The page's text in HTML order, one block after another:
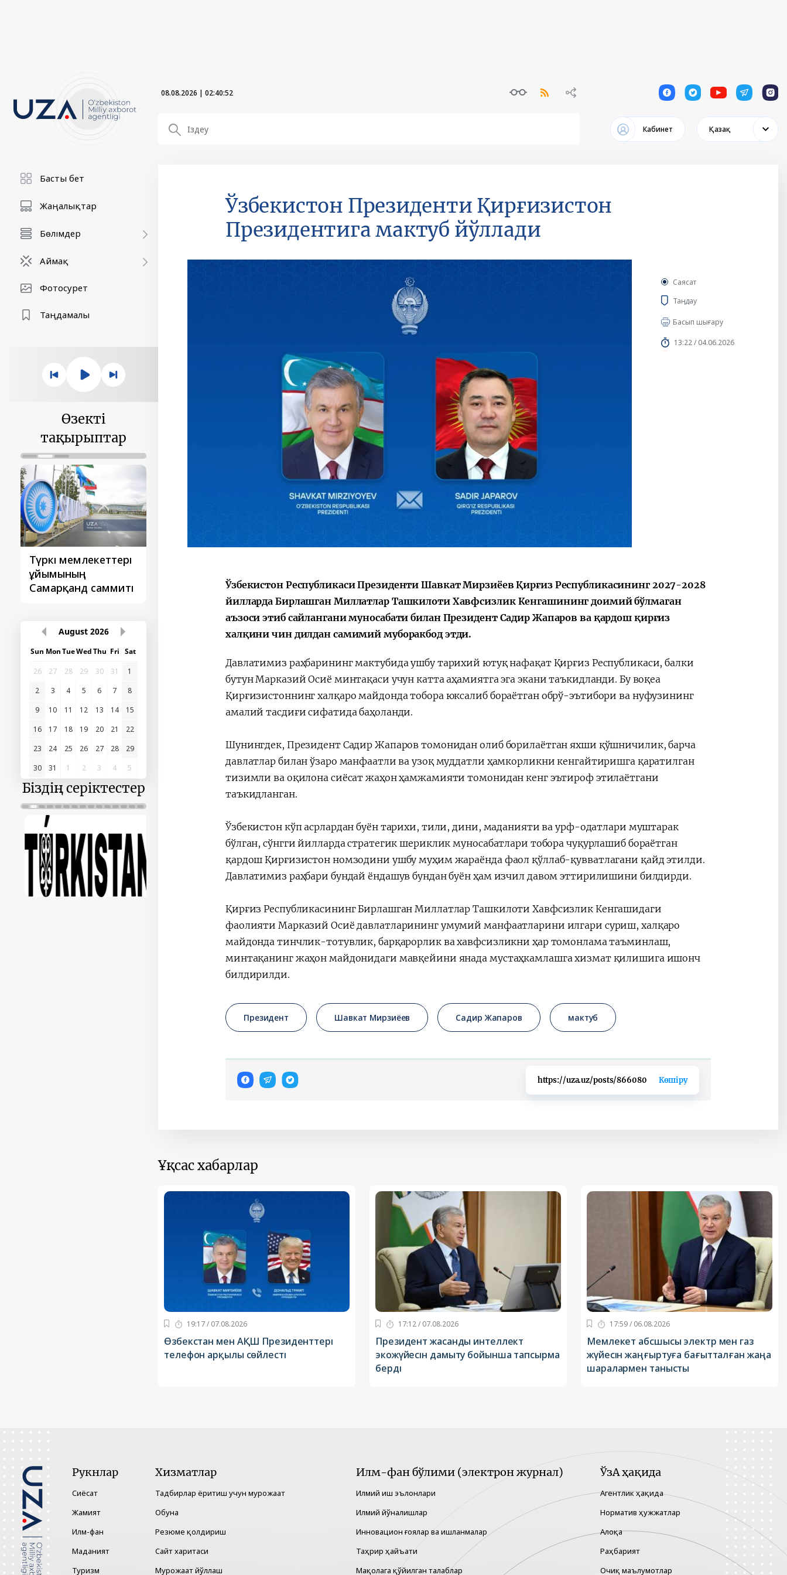
08.08.2026 | 02:40:53 1 1 1 1 1
Кабинет Қазақ
Басты бет
Жаңалықтар
Бөлімдер
Аймақ
Фотосурет
Таңдамалы
Өзекті
тақырыптар
Түркі мемлекеттері
ұйымының
Самарқанд саммиті
August 2026
Sun MonTueWedThu Fri Sat
26
27 28 29 30 31
1
2
3 4 5 6 7
8
9
10 11 12 13 14
15
16
17 18 19 20 21
22
23
24 25 26 27 28
29
30
31 1 2 3 4 5
Біздің серіктестер
Ўзбекистон Президенти Қирғизистон
Президентига мактуб йўллади
Саясат
Таңдау
Басып шығару
13:22 / 04.06.2026
Ўзбекистон Республикаси Президенти Шавкат Мирзиёев Қирғиз Республикасининг 2027-2028
йилларда Бирлашган Миллатлар Ташкилоти Хавфсизлик Кенгашининг доимий бўлмаган
аъзоси этиб сайлангани муносабати билан Президент Садир Жапаров ва қардош қирғиз
халқини чин дилдан самимий муборакбод этди.
Давлатимиз раҳбарининг мактубида ушбу тарихий ютуқ нафақат Қирғиз Республикаси, балки
бутун Марказий Осиё минтақаси учун катта аҳамиятга эга экани таъкидланди. Бу воқеа
Қирғизистоннинг халқаро майдонда тобора юксалиб бораётган обрў-эътибори ва нуфузининг
амалий тасдиғи сифатида баҳоланди.
Шунингдек, Президент Садир Жапаров томонидан олиб борилаётган яхши қўшничилик, барча
давлатлар билан ўзаро манфаатли ва узоқ муддатли ҳамкорликни кенгайтиришга қаратилган
тизимли ва оқилона сиёсат жаҳон ҳамжамияти томонидан кенг эътироф этилаётгани
таъкидланган.
Ўзбекистон кўп асрлардан буён тарихи, тили, дини, маданияти ва урф-одатлари муштарак
бўлган, сўнгги йилларда стратегик шериклик муносабатлари тобора чуқурлашиб бораётган
қардош Қирғизистон номзодини ушбу муҳим жараёнда фаол қўллаб-қувватлагани қайд этилди.
Давлатимиз раҳбари бундай ёндашув бундан буён ҳам изчил давом эттирилишини билдирди.
Қирғиз Республикасининг Бирлашган Миллатлар Ташкилоти Хавфсизлик Кенгашидаги
фаолияти Марказий Осиё давлатларининг умумий манфаатларини илгари суриш, халқаро
майдонда тинчлик-тотувлик, барқарорлик ва хавфсизликни ҳар томонлама таъминлаш,
минтақанинг жаҳон майдонидаги мавқейини янада мустаҳкамлашга хизмат қилишига ишонч
билдирилди.
Президент Шавкат Мирзиёев Садир Жапаров мактуб
https://uza.uz/posts/866080 Көшіру
Ұқсас хабарлар
19:17 / 07.08.2026
Өзбекстан мен АҚШ Президенттері
телефон арқылы сөйлесті
17:12 / 07.08.2026
Президент жасанды интеллект
экожүйесін дамыту бойынша тапсырма
берді
17:59 / 06.08.2026
Мемлекет абсшысы электр мен газ
жүйесін жаңғыртуға бағытталған жаңа
шаралармен танысты
Рукнлар
Сиёсат
Жамият
Илм-фан
Маданият
Туризм
Хизматлар
Тадбирлар ёритиш учун мурожаат
Обуна
Резюме қолдириш
Сайт харитаси
Мурожаат йўллаш
Илм-фан бўлими (электрон журнал)
Илмий иш эълонлари
Илмий йўналишлар
Инновацион ғоялар ва ишланмалар
Таҳрир ҳайъати
Мақолага қўйилган талаблар
ЎзА ҳақида
Агентлик ҳақида
Норматив ҳужжатлар
Алоқа
Раҳбарият
Очиқ маълумотлар